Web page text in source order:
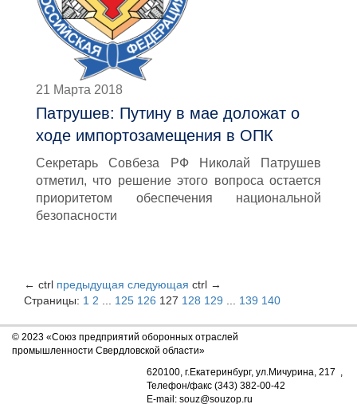
21 Марта 2018
Патрушев: Путину в мае доложат о
ходе импортозамещения в ОПК
Секретарь Совбеза РФ Николай Патрушев
отметил, что решение этого вопроса остается
приоритетом обеспечения национальной
безопасности
← ctrl предыдущая следующая ctrl →
Страницы: 1 2 125 126 127 128 129 139 140
© 2023 «Союз предприятий оборонных отраслей
промышленности Свердловской области»
620100, г.Екатеринбург, ул.Мичурина, 217 ,
Телефон/факс (343) 382-00-42
E-mail: souz@souzop.ru